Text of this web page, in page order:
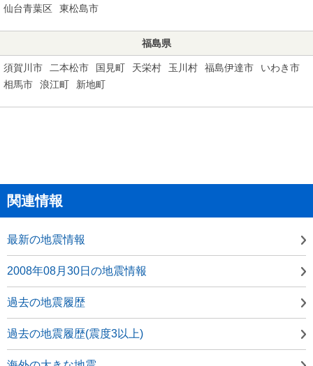
仙台青葉区
東松島市
福島県
須賀川市 二本松市 国見町 天栄村 玉川村 福島伊達市
いわき市
相馬市
浪江町 新地町
関連情報
最新の地震情報
2008年08月30日の地震情報
過去の地震履歴
過去の地震履歴(震度3以上)